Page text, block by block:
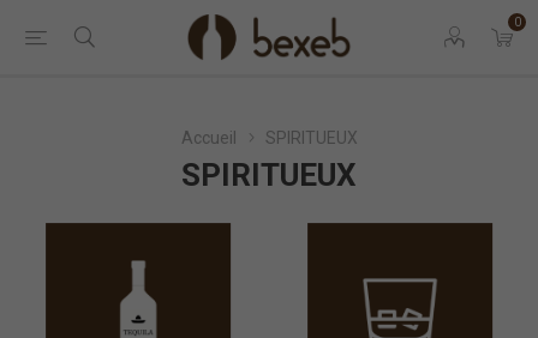
0
Accueil SPIRITUEUX
SPIRITUEUX